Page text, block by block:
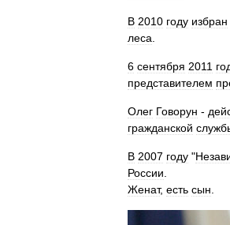
В 2010 году избран
леса
6 сентября 2011
представителем
Олег Говорун -
гражданской
В 2007 году "
России
Женат, есть сын